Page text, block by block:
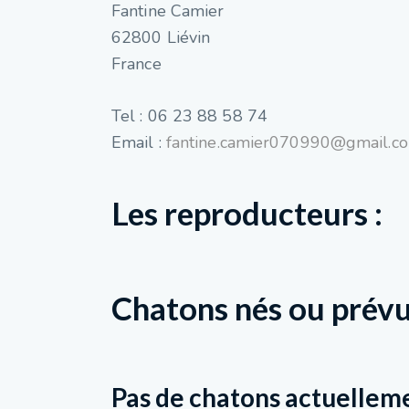
Fantine Camier
62800 Liévin
France
Tel : 06 23 88 58 74
Email :
Les reproducteurs :
Chatons nés ou
Pas de chatons